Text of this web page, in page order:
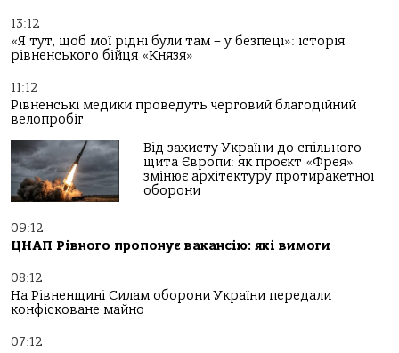
13:12
«Я тут, щоб мої рідні були там – у безпеці»: історія
рівненського бійця «Князя»
11:12
Рівненські медики проведуть черговий благодійний
велопробіг
Від захисту України до спільного
щита Європи: як проєкт «Фрея»
змінює архітектуру протиракетної
оборони
09:12
ЦНАП Рівного пропонує вакансію: які вимоги
08:12
На Рівненщині Силам оборони України передали
конфісковане майно
07:12